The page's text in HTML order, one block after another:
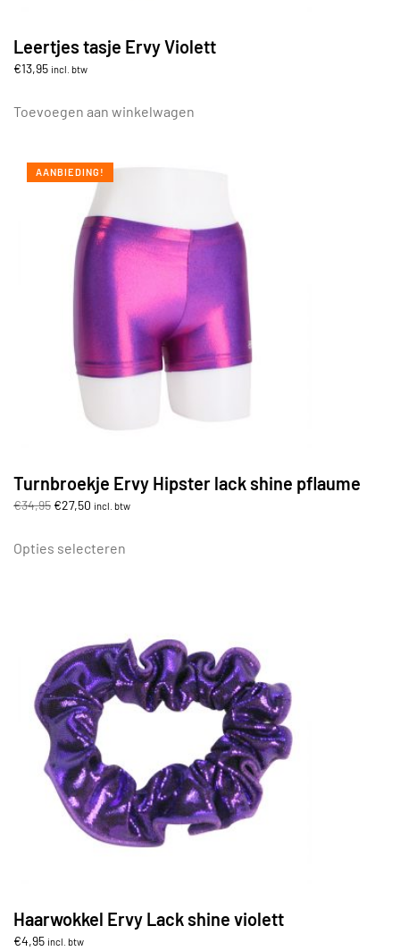
Leertjes tasje Ervy Violett
€13,95 incl. btw
Toevoegen aan winkelwagen
AANBIEDING!
Turnbroekje Ervy Hipster lack shine pflaume
€34,95 Oorspronkelijke
was:
€27,50 Huidige
is:
incl. btw
Opties selecteren
Deze
optie
kan
gekozen
de
productpagina
Haarwokkel Ervy Lack shine violett
€4,95 incl. btw